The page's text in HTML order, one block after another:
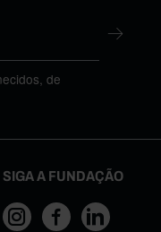
de
SIGA A FUNDAÇÃO